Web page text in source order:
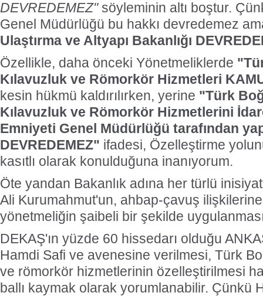
DEVREDEMEZ"söyleminin altı boştur.
Genel Müdürlüğü bu hakkı devredemez
Ulaştırma ve Altyapı Bakanlığı
Özellikle, daha önceki Yönetmeliklerde
Kılavuzluk ve Römorkör Hizmetleri
kesin hükmü kaldırılırken, yerine "Türk
Kılavuzluk ve Römorkör Hizmetlerini
Emniyeti Genel Müdürlüğü tarafından
DEVREDEMEZ" ifadesi, Özelleştirme
kasıtlı olarak konulduğuna inanıyorum.
Öte yandan Bakanlık adına her türlü
Ali Kurumahmut'un, ahbap-çavuş
yönetmeliğin şaibeli bir şekilde
DEKAŞ'ın yüzde 60 hissedarı olduğu
Hamdi Safi ve avenesine verilmesi, Türk
ve römorkör hizmetlerinin özelleştirilmesi
ballı kaymak olarak yorumlanabilir. Çünkü